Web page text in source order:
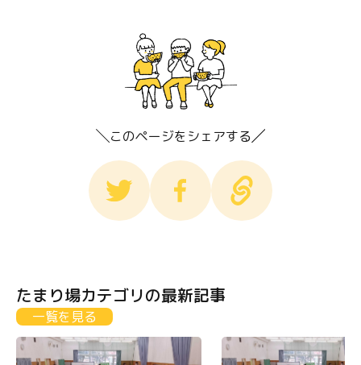
このページをシェアする
たまり場カテゴリの最新記事
一覧を見る